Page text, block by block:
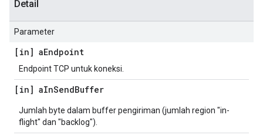
Detail
Parameter
[in] aEndpoint
Endpoint TCP untuk koneksi.
[in] aInSendBuffer
Jumlah byte dalam buffer pengiriman (jumlah region "in-
flight" dan "backlog").